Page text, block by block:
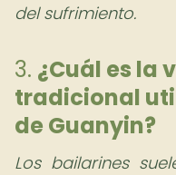
del sufrimiento.
3. ¿Cuál es la
tradicional
de Guanyin?
Los bailarines